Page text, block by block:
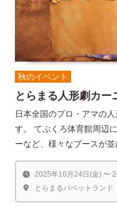
秋のイベント
とらまる人形劇カー
日本全国のプロ・アマの
す。 てぶくろ体育館周辺
ーなど、様々なブースが
2025年10月24日(金) 〜
とらまるパペットランド